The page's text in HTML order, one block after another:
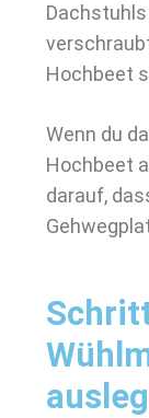
Hochbeet
Wenn du
Hochbeet
darauf,